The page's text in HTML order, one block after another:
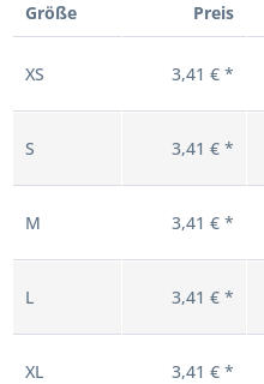
Größe Preis
XS 3,41 € *
S 3,41 € *
M 3,41 € *
L 3,41 € *
XL 3,41 € *